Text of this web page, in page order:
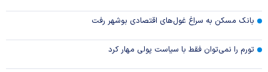
بانک مسکن به سراغ غول‌های اقتصادی بوشهر رفت
تورم را نمی‌توان فقط با سیاست پولی مهار کرد